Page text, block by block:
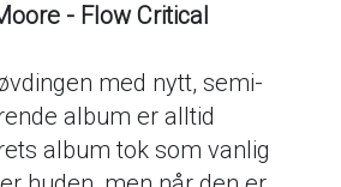
- Flow Critical
med nytt, semi-
album er alltid
album tok som vanlig